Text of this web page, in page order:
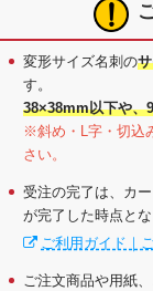
変形サイズ名刺の
す。
38×38mm以下や、
※斜め・L字・切込
さい。
受注の完了は、カ
が完了した時点とな
ご利用ガイド｜
ご注文商品や用紙